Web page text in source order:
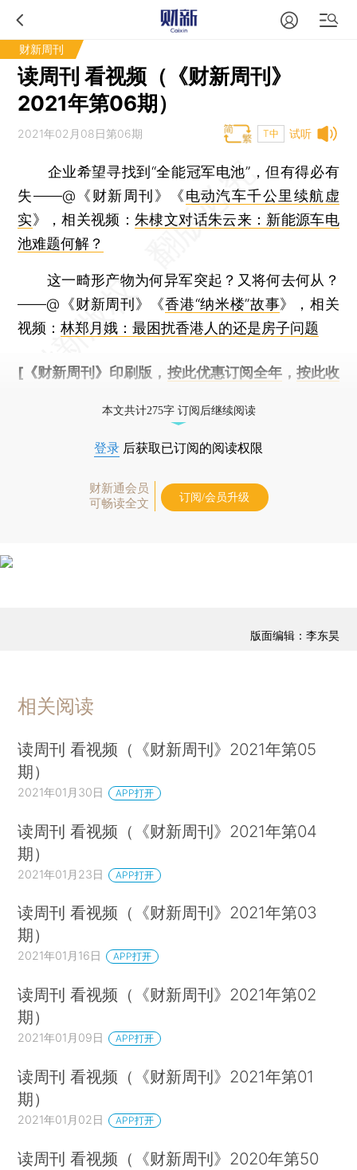
财新周刊
读周刊 看视频（《财新周刊》
2021年第06期）
试听
2021年02月08日第06期 T中
企业希望寻找到“全能冠军电池”，但有得必有
失——@《财新周刊》《电动汽车千公里续航虚
实》，相关视频：朱棣文对话朱云来：新能源车电
池难题何解？
这一畸形产物为何异军突起？又将何去何从？
——@《财新周刊》《香港“纳米楼”故事》，相关
视频：林郑月娥：最困扰香港人的还是房子问题
[《财新周刊》印刷版， 按此优惠订阅全年， 按此收
本文共计275字 订阅后继续阅读
登录 后获取已订阅的阅读权限
财新通会员
可畅读全文
订阅/会员升级
版面编辑：李东昊
相关阅读
读周刊 看视频（《财新周刊》2021年第05
期）
2021年01月30日 APP打开
读周刊 看视频（《财新周刊》2021年第04
期）
2021年01月23日 APP打开
读周刊 看视频（《财新周刊》2021年第03
期）
2021年01月16日 APP打开
读周刊 看视频（《财新周刊》2021年第02
期）
2021年01月09日 APP打开
读周刊 看视频（《财新周刊》2021年第01
期）
2021年01月02日 APP打开
读周刊 看视频（《财新周刊》2020年第50